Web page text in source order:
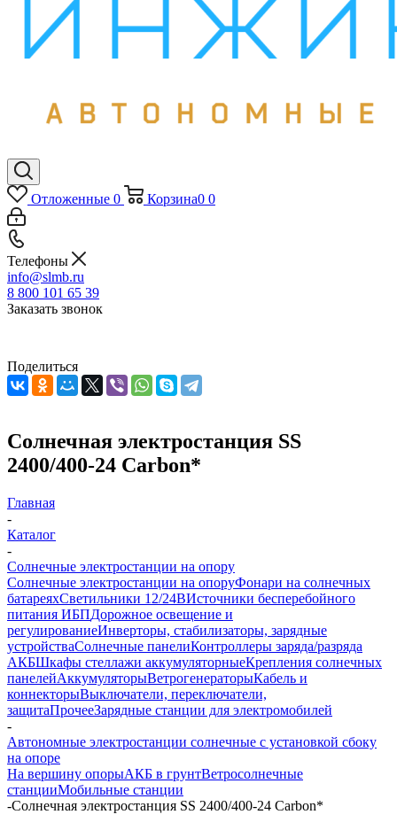
Отложенные 0 Корзина0 0
Телефоны
info@slmb.ru
8 800 101 65 39
Заказать звонок
Поделиться
Солнечная электростанция SS
2400/400-24 Carbon*
Главная
-
Каталог
-
Солнечные электростанции на опору
Солнечные электростанции на опоруФонари на солнечных
батареяхСветильники 12/24ВИсточники бесперебойного
питания ИБПДорожное освещение и
регулированиеИнверторы, стабилизаторы, зарядные
устройстваСолнечные панелиКонтроллеры заряда/разряда
АКБШкафы стеллажи аккумуляторныеКрепления солнечных
панелейАккумуляторыВетрогенераторыКабель и
коннекторыВыключатели, переключатели,
защитаПрочееЗарядные станции для электромобилей
-
Автономные электростанции солнечные с установкой сбоку
на опоре
На вершину опорыАКБ в грунтВетросолнечные
станцииМобильные станции
-Солнечная электростанция SS 2400/400-24 Carbon*